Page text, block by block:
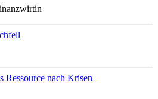
Ressource nach Krisen